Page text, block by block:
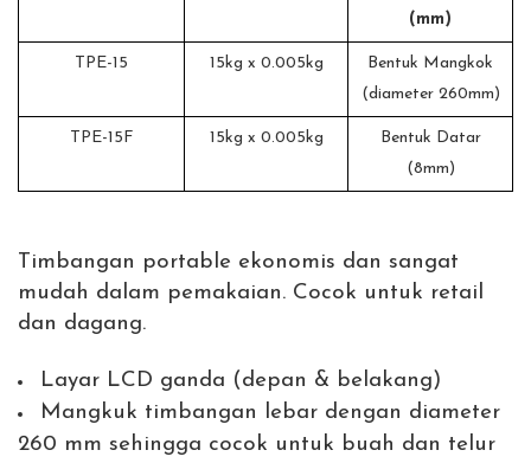
(mm)
TPE-15 15kg x 0.005kg
Bentuk Mangkok
(diameter 260mm)
TPE-15F 15kg x 0.005kg
Bentuk Datar
(8mm)
Timbangan portable ekonomis dan sangat
mudah dalam pemakaian. Cocok untuk retail
dan dagang.
Layar LCD ganda (depan & belakang)
Mangkuk timbangan lebar dengan diameter
260 mm sehingga cocok untuk buah dan telur